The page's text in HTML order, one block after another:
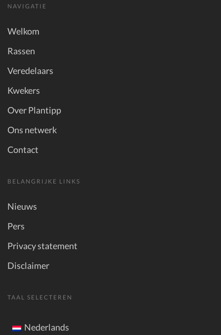
NAVIGATIE
Welkom
Rassen
Veredelaars
Kwekers
Over Plantipp
Ons netwerk
Contact
BELANGRIJKE LINKS
Nieuws
Pers
Privacy statement
Disclaimer
TAAL SELECTEREN
Nederlands